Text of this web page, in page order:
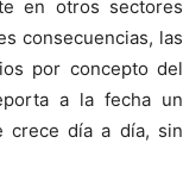
en otros sectores
consecuencias, las
por concepto del
a la fecha un
crece día a día, sin